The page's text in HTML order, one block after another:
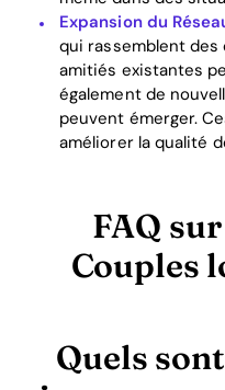
Expansion du
qui rassemblent des
amitiés existantes
également de
peuvent émerger.
améliorer la qualité
FAQ
Couples
Quels